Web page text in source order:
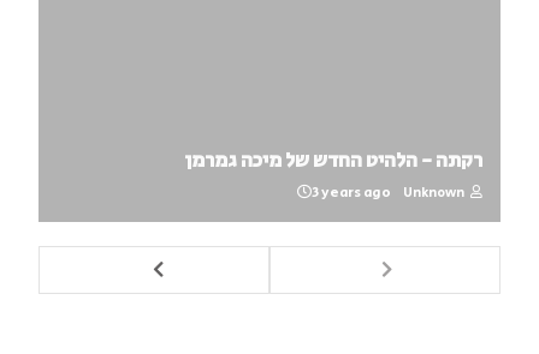
רקתה - הלהיט החדש של מיכה גמרמן
Unknown
3 years ago